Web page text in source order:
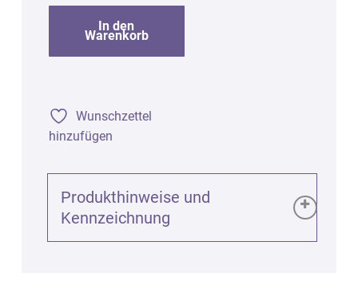
In den
Warenkorb
Wunschzettel
hinzufügen
Produkthinweise und
Kennzeichnung